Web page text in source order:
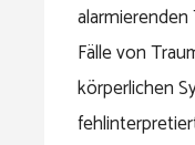
Fälle von
körperlichen